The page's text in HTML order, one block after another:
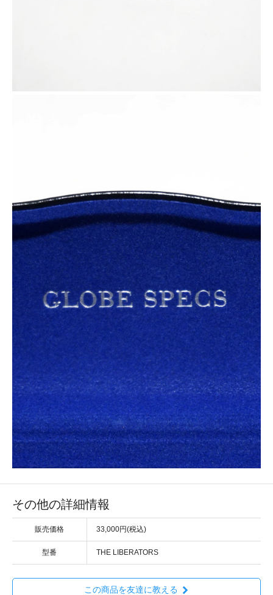
その他の詳細情報
販売価格 33,000円(税込)
型番 THE LIBERATORS
この商品を友達に教える